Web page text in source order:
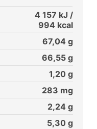
4 157 kJ /
994 kcal
67,04 g
66,55 g
1,20 g
283 mg
2,24 g
5,30 g